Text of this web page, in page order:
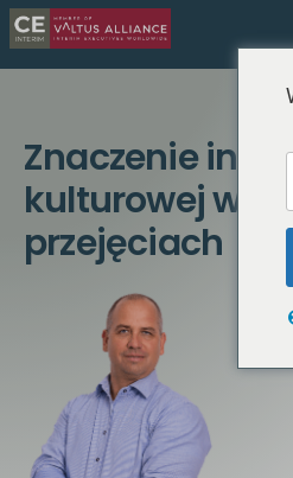
Znaczenie
kulturowej w
przejęciach